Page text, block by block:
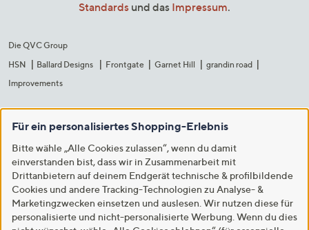
Standards und das Impressum.
Die QVC Group
HSN
Ballard Designs Frontgate Garnet Hill
grandin road
Improvements
Für ein personalisiertes Shopping-Erlebnis
Bitte wähle „Alle Cookies zulassen“, wenn du damit
einverstanden bist, dass wir in Zusammenarbeit mit
Drittanbietern auf deinem Endgerät technische & profilbildende
Cookies und andere Tracking-Technologien zu Analyse- &
Marketingzwecken einsetzen und auslesen. Wir nutzen diese für
personalisierte und nicht-personalisierte Werbung. Wenn du dies